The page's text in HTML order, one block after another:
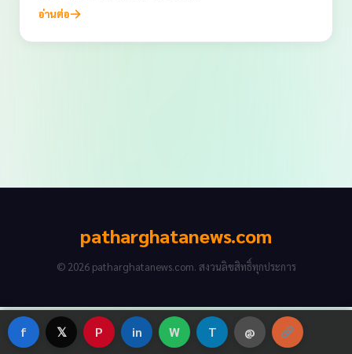
อ่านต่อ
patharghatanews.com
© 2026 patharghatanews.com. สงวนลิขสิทธิ์ทุกประการ
f 𝕏 P in W T @